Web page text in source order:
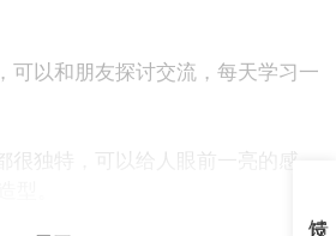
可以和朋友探讨交流，每天学习一
很独特，可以给人眼前一亮的感